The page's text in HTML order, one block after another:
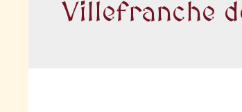
Villefranche